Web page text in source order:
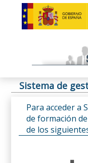
Sistema de
Para acceder a
de formación
de los